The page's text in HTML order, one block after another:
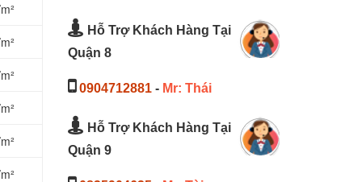
Hỗ Trợ Khách Hàng Tại
Quận 8
0904712881- Mr: Thái
Hỗ Trợ Khách Hàng Tại
Quận 9